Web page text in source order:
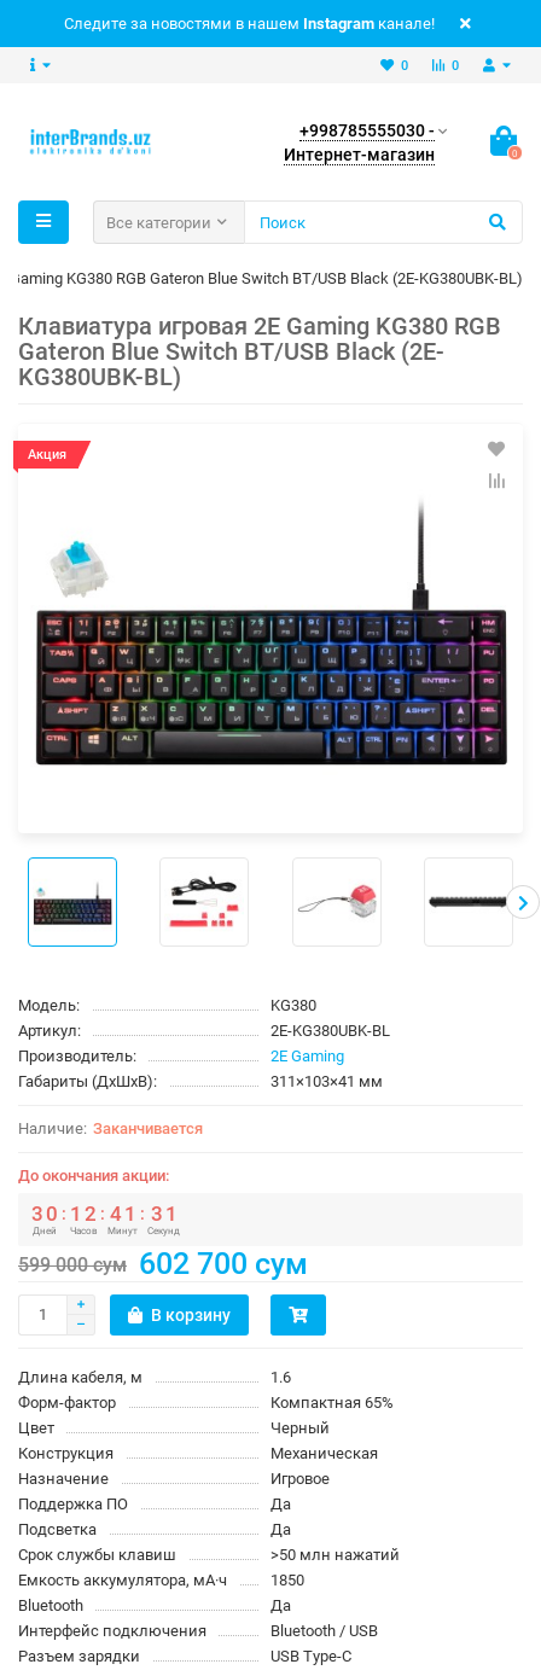
Следите за новостями в нашем Instagram канале!
0
0
+998785555030 -
Интернет-магазин
0
Все категории
Gaming KG380 RGB Gateron Blue Switch BT/USB Black (2E-KG380UBK-BL)
Клавиатура игровая 2E Gaming KG380 RGB
Gateron Blue Switch BT/USB Black (2E-
KG380UBK-BL)
Акция
Модель:
KG380
Артикул:
2E-KG380UBK-BL
Производитель:
2E Gaming
Габариты (ДхШхВ):
311×103×41 мм
Заканчивается
До окончания акции:
3 0
Дней
: 1 2
Часов
: 41
Минут
: 3 0
Секунд
599 000 сум 602 700 сум
В корзину
Длина кабеля, м
1.6
Форм-фактор
Компактная 65%
Цвет
Черный
Конструкция
Механическая
Назначение
Игровое
Поддержка ПО
Да
Подсветка
Да
Срок службы клавиш
>50 млн нажатий
Емкость аккумулятора, мА·ч
1850
Bluetooth
Да
Интерфейс подключения
Bluetooth / USB
Разъем зарядки
USB Type-C